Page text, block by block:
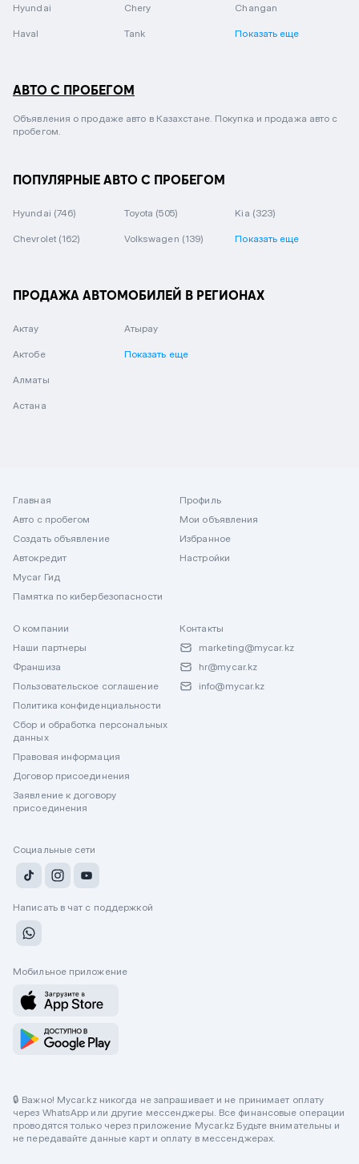
Hyundai Chery Changan
Haval Tank Показать еще
АВТО С ПРОБЕГОМ
Объявления о продаже авто в Казахстане. Покупка и продажа авто с
пробегом.
ПОПУЛЯРНЫЕ АВТО С ПРОБЕГОМ
Hyundai (746) Toyota (505) Kia (323)
Chevrolet (162) Volkswagen (139) Показать еще
ПРОДАЖА АВТОМОБИЛЕЙ В РЕГИОНАХ
Актау
Актобе
Алматы
Астана
Атырау
Показать еще
Главная
Авто с пробегом
Создать объявление
Автокредит
Mycar Гид
Памятка по кибербезопасности
Профиль
Мои объявления
Избранное
Настройки
О компании
Наши партнеры
Франшиза
Пользовательское соглашение
Политика конфиденциальности
Сбор и обработка персональных
данных
Правовая информация
Договор присоединения
Заявление к договору
присоединения
Контакты
marketing@mycar.kz
hr@mycar.kz
info@mycar.kz
Социальные сети
Написать в чат с поддержкой
Мобильное приложение
🔒 Важно! Mycar.kz никогда не запрашивает и не принимает оплату
через WhatsApp или другие мессенджеры. Все финансовые операции
проводятся только через приложение Mycar.kz Будьте внимательны и
не передавайте данные карт и оплату в мессенджерах.